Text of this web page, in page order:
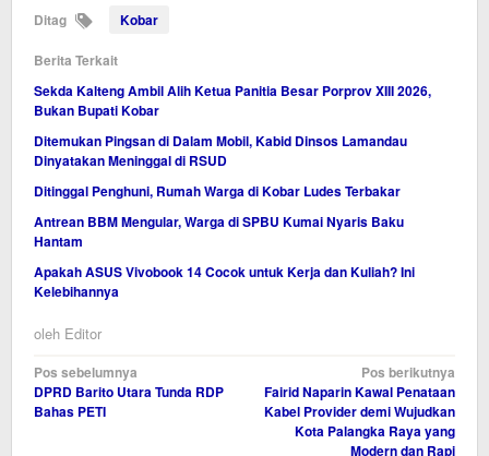
Ditag Kobar
Berita Terkait
Sekda Kalteng Ambil Alih Ketua Panitia Besar Porprov XIII 2026,
Bukan Bupati Kobar
Ditemukan Pingsan di Dalam Mobil, Kabid Dinsos Lamandau
Dinyatakan Meninggal di RSUD
Ditinggal Penghuni, Rumah Warga di Kobar Ludes Terbakar
Antrean BBM Mengular, Warga di SPBU Kumai Nyaris Baku
Hantam
Apakah ASUS Vivobook 14 Cocok untuk Kerja dan Kuliah? Ini
Kelebihannya
oleh Editor
Navigasi
pos
Pos sebelumnya
DPRD Barito Utara Tunda RDP
Bahas PETI
Pos berikutnya
Fairid Naparin Kawal Penataan
Kabel Provider demi Wujudkan
Kota Palangka Raya yang
Modern dan Rapi